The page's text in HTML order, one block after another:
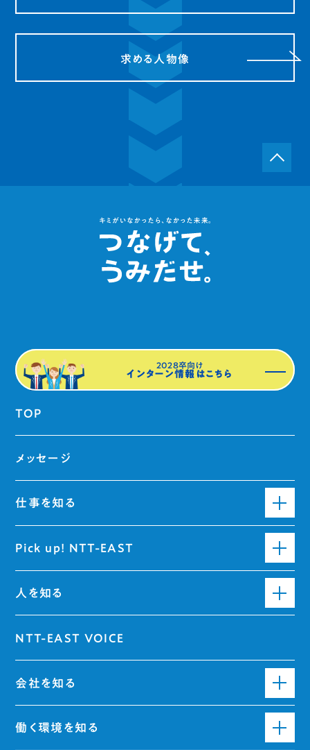
求める人物像
2028卒向け
インターン情報はこちら
TOP
メッセージ
仕事を知る
Pick up! NTT-EAST
人を知る
NTT-EAST VOICE
会社を知る
働く環境を知る